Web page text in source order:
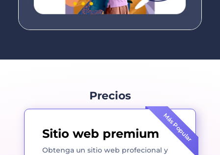
Precios
Sitio web premium
Obtenga un sitio web profecional y
Más Popular